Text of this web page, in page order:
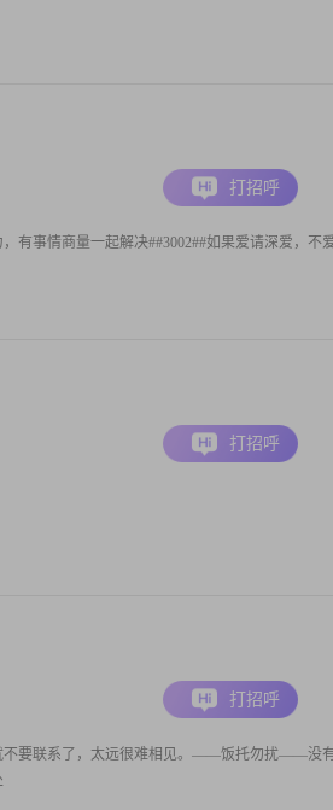
有事情商量一起解决##3002##如果爱请深爱，不
打招呼
打招呼
不要联系了，太远很难相见。——饭托勿扰——没
打招呼